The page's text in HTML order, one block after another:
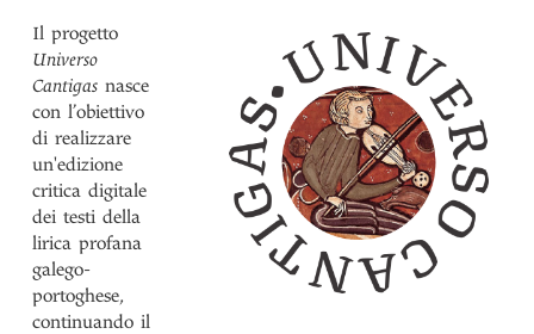
Il progetto
Universo
Cantigas nasce
con l’obiettivo
di realizzare
un'edizione
critica digitale
dei testi della
lirica profana
galego-
portoghese,
continuando il